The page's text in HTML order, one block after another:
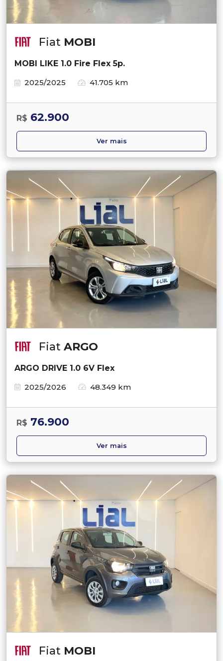
Fiat MOBI
MOBI LIKE 1.0 Fire Flex 5p.
2025/2025
41.705 km
R$ 62.900
Ver mais
Fiat ARGO
ARGO DRIVE 1.0 6V Flex
2025/2026
48.349 km
R$ 76.900
Ver mais
Fiat MOBI